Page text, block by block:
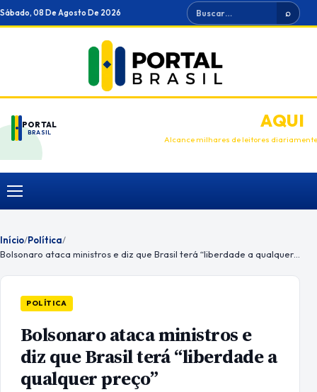
Ir
para
Sábado, 08 De Agosto De 2026 Buscar ⌕
PORTAL
BRASIL
ANUNCIEAQUI
Alcance milhares de leitores diariamente
Menu
Início/Política/
POLÍTICA
Bolsonaro ataca ministros e
diz que Brasil terá “liberdade a
qualquer preço”